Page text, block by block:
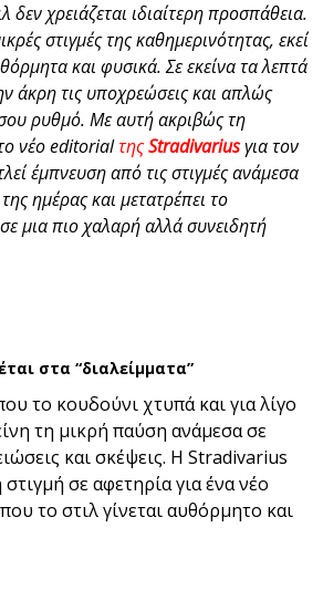
δεν χρειάζεται ιδιαίτερη προσπάθεια.
στιγμές της καθημερινότητας, εκεί
και φυσικά. Σε εκείνα τα λεπτά
άκρη τις υποχρεώσεις και απλώς
σου ρυθμό. Με αυτή ακριβώς τη
νέο editorialτηςStradivariusγια τον
έμπνευση από τις στιγμές ανάμεσα
ημέρας και μετατρέπει το
μια πιο χαλαρή αλλά συνειδητή
στα “διαλείμματα”
το κουδούνι χτυπά και για λίγο
τη μικρή παύση ανάμεσα σε
και σκέψεις. Η Stradivarius
σε αφετηρία για ένα νέο
το στιλ γίνεται αυθόρμητο και